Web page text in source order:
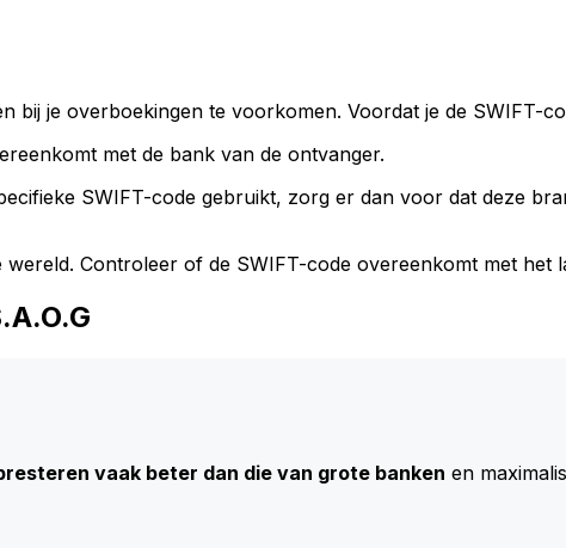
je overboekingen te voorkomen. Voordat je de SWIFT-
met de bank van de ontvanger.
SWIFT-code gebruikt, zorg er dan voor dat deze
Controleer of de SWIFT-code overeenkomt met het
vaak beter dan die van grote banken en